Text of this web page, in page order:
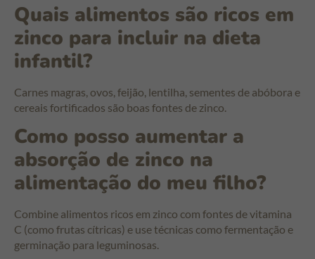
Quais alimentos são ricos em
zinco para incluir na dieta
infantil?
Carnes magras, ovos, feijão, lentilha, sementes de abóbora e
cereais fortificados são boas fontes de zinco.
Como posso aumentar a
absorção de zinco na
alimentação do meu filho?
Combine alimentos ricos em zinco com fontes de vitamina
C (como frutas cítricas) e use técnicas como fermentação e
germinação para leguminosas.